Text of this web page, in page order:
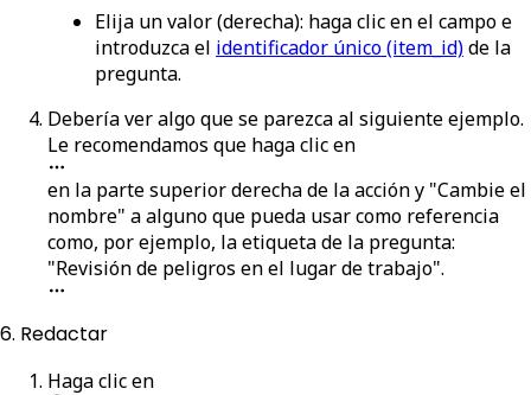
Elija un valor(derecha): haga clic en el campo e
introduzca el identificador único (item_id)de la
pregunta.
Debería ver algo que se parezca al siguiente ejemplo.
Le recomendamos que haga clic en
en la parte superior derecha de la acción y "Cambie el
nombre" a alguno que pueda usar como referencia
como, por ejemplo, la etiqueta de la pregunta:
"Revisión de peligros en el lugar de trabajo".
6. Redactar
Haga clic en